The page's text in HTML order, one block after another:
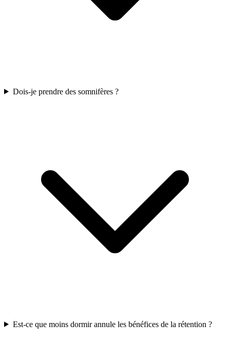
Dois-je prendre des somnifères ?
Est-ce que moins dormir annule les bénéfices de la rétention ?